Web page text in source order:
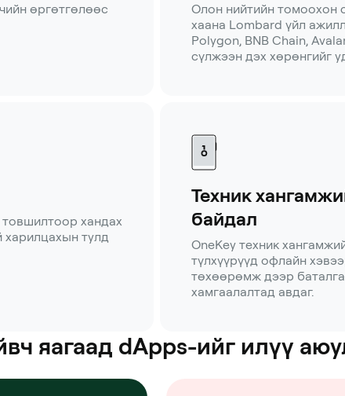
өргөтгөлөөс
Олон нийтийн томоохон
хаана Lombard үйл
Polygon, BNB Chain,
сүлжээн дэх хөрөнгийг
товшилтоор хандах
тулд
Техник
байдал
OneKey техник
түлхүүрүүд офлайн
төхөөрөмж дээр
хамгаалалтад авдаг.
яагаад dApps-ийг илүү